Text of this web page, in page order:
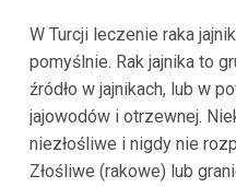
W Turcji leczenie raka
pomyślnie. Rak jajnika to
źródło w jajnikach, lub w
jajowodów i otrzewnej.
niezłośliwe i nigdy nie
Złośliwe (rakowe) lub